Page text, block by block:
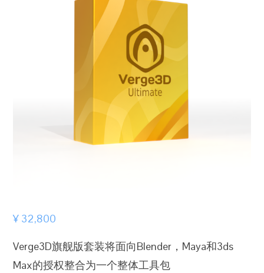
¥ 32,800
Verge3D旗舰版套装将面向Blender，Maya和3ds
Max的授权整合为一个整体工具包